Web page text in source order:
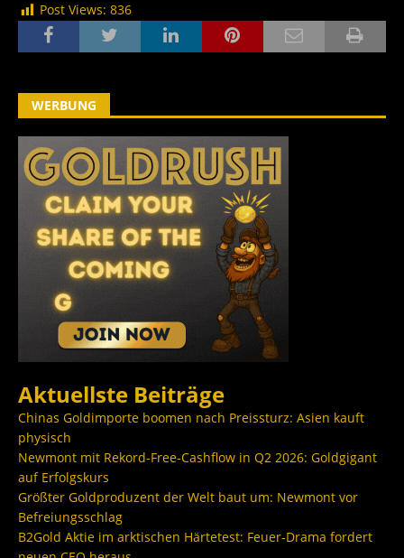
Post Views: 836
WERBUNG
Aktuellste Beiträge
Chinas Goldimporte boomen nach Preissturz: Asien kauft
physisch
Newmont mit Rekord-Free-Cashflow in Q2 2026: Goldgigant
auf Erfolgskurs
Größter Goldproduzent der Welt baut um: Newmont vor
Befreiungsschlag
B2Gold Aktie im arktischen Härtetest: Feuer-Drama fordert